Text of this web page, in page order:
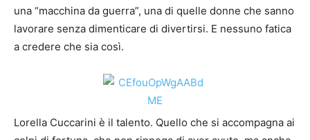
una “macchina da guerra”, una di quelle donne che sanno
lavorare senza dimenticare di divertirsi. E nessuno fatica
a credere che sia così.
Lorella Cuccarini è il talento. Quello che si accompagna ai